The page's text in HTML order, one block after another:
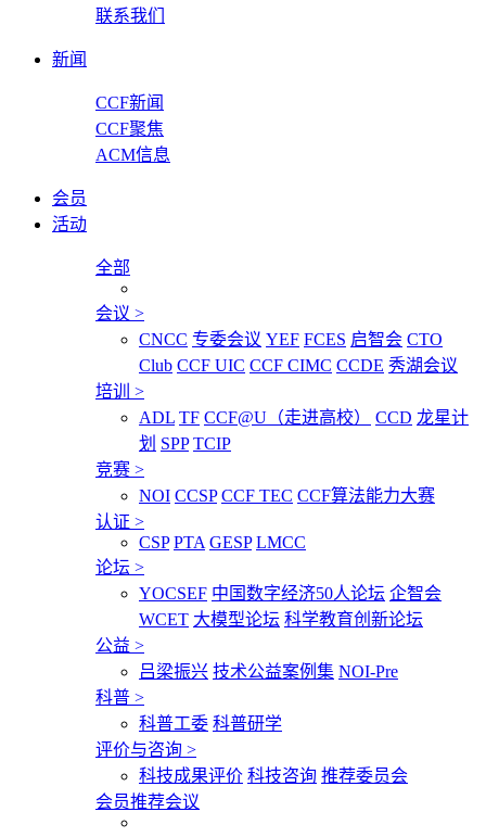
联系我们
新闻
CCF新闻
CCF聚焦
ACM信息
会员
活动
全部
会议 >
CNCC 专委会议 YEF FCES 启智会 CTO
Club CCF UIC CCF CIMC CCDE 秀湖会议
培训 >
ADL TF CCF@U（走进高校） CCD 龙星计
划 SPP TCIP
竞赛 >
NOI CCSP CCF TEC CCF算法能力大赛
认证 >
CSP PTA GESP LMCC
论坛 >
YOCSEF 中国数字经济50人论坛 企智会
WCET 大模型论坛 科学教育创新论坛
公益 >
吕梁振兴 技术公益案例集 NOI-Pre
科普 >
科普工委 科普研学
评价与咨询 >
科技成果评价 科技咨询 推荐委员会
会员推荐会议